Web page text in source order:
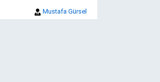
Mustafa Gürsel